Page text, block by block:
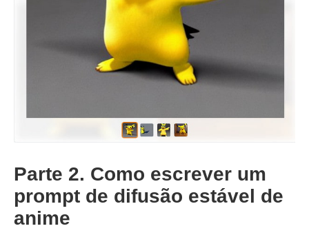
Parte 2. Como escrever um
prompt de difusão estável de
anime